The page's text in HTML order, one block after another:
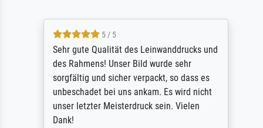
5 / 5
Sehr gute Qualität des Leinwanddrucks und
des Rahmens! Unser Bild wurde sehr
sorgfältig und sicher verpackt, so dass es
unbeschadet bei uns ankam. Es wird nicht
unser letzter Meisterdruck sein. Vielen
Dank!